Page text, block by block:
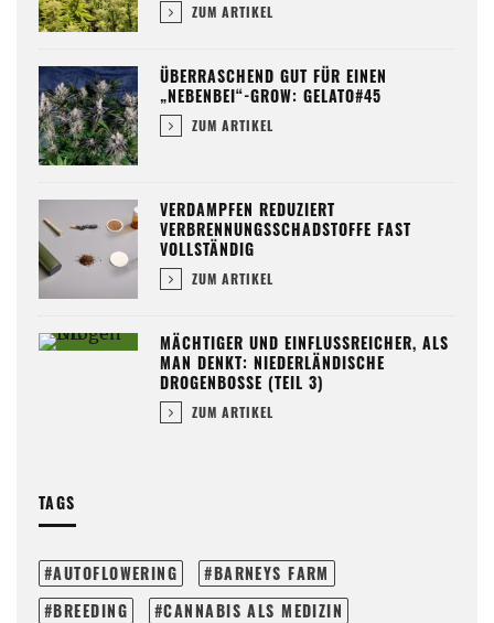
ZUM ARTIKEL
ÜBERRASCHEND GUT FÜR EINEN
„NEBENBEI“-GROW: GELATO#45
ZUM ARTIKEL
VERDAMPFEN REDUZIERT
VERBRENNUNGSSCHADSTOFFE FAST
VOLLSTÄNDIG
ZUM ARTIKEL
MÄCHTIGER UND EINFLUSSREICHER, ALS
MAN DENKT: NIEDERLÄNDISCHE
DROGENBOSSE (TEIL 3)
ZUM ARTIKEL
TAGS
AUTOFLOWERING
BARNEYS FARM
BREEDING
CANNABIS ALS MEDIZIN